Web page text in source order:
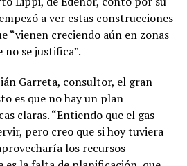
a ver estas construcciones
“vienen creciendo aún en zonas
no se justifica”.
Garreta, consultor, el gran
es que no hay un plan
claras. “Entiendo que el gas
pero creo que si hoy tuviera
los recursos